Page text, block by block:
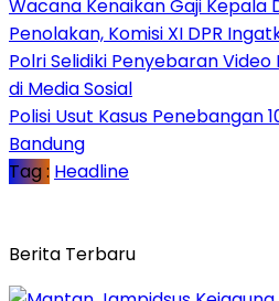
Wacana Kenaikan Gaji Kepala
Penolakan, Komisi XI DPR
Polri Selidiki Penyebaran
di Media Sosial
Polisi Usut Kasus Penebangan
Bandung
Tag : Headline
Berita Terbaru